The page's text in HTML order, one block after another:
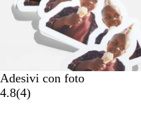
Adesivi con foto
4.8(4)